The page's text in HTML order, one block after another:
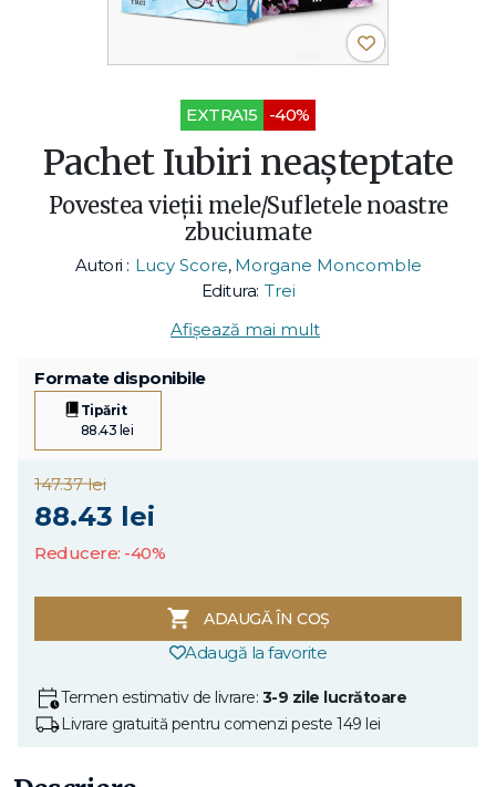
EXTRA15 -40%
Pachet Iubiri neașteptate
Povestea vieții mele/Sufletele noastre
zbuciumate
Autori : Lucy Score, Morgane Moncomble
Editura: Trei
Afișează mai mult
Formate disponibile
Tipărit
88.43 lei
147.37 lei
88.43 lei
Reducere: -40%
ADAUGĂ ÎN COȘ
Adaugă la favorite
Termen estimativ de livrare: 3-9 zile lucrătoare
Livrare gratuită pentru comenzi peste 149 lei